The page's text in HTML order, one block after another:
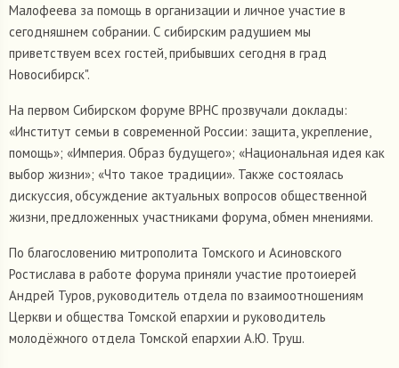
Малофеева за помощь в организации и личное участие в
сегодняшнем собрании. С сибирским радушием мы
приветствуем всех гостей, прибывших сегодня в град
Новосибирск".
На первом Сибирском форуме ВРНС прозвучали доклады:
«Институт семьи в современной России: защита, укрепление,
помощь»; «Империя. Образ будущего»; «Национальная идея как
выбор жизни»; «Что такое традиции». Также состоялась
дискуссия, обсуждение актуальных вопросов общественной
жизни, предложенных участниками форума, обмен мнениями.
По благословению митрополита Томского и Асиновского
Ростислава в работе форума приняли участие протоиерей
Андрей Туров, руководитель отдела по взаимоотношениям
Церкви и общества Томской епархии и руководитель
молодёжного отдела Томской епархии А.Ю. Труш.